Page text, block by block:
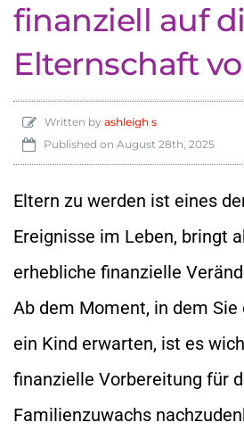
finanziell auf
Elternschaft
Written by ashleigh s
Published on August 28th, 2025
Eltern zu werden ist eines
Ereignisse im Leben, bringt
erhebliche finanzielle
Ab dem Moment, in dem Sie
ein Kind erwarten, ist es
finanzielle Vorbereitung für
Familienzuwachs